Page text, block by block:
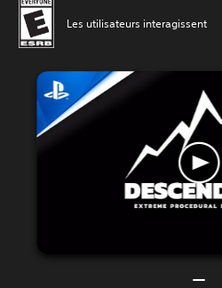
Les utilisateurs interagissent